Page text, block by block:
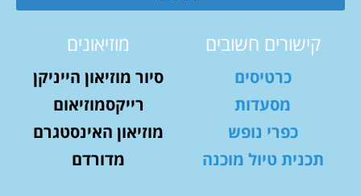
קישורים חשובים
כרטיסים
מסעדות
כפרי נופש
תכנית טיול מוכנה
מוזיאונים
סיור מוזיאון הייניקן
רייקסמוזיאום
מוזיאון האינסטגרם
מדורדם